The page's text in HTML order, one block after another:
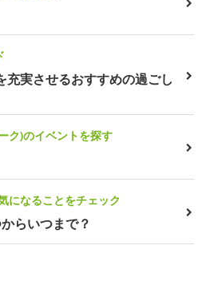
実させるおすすめの過ごし
ク)のイベントを探す
になることをチェック
らいつまで？